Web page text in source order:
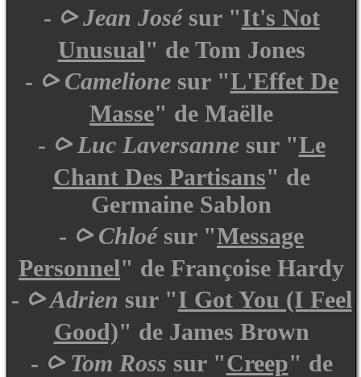
- ⪧ Jean Josésur "It's Not
Unusual" de Tom Jones
- ⪧ Camelionesur "L'Effet De
Masse" de Maëlle
- ⪧ Luc Laversannesur "Le
Chant Des Partisans" de
Germaine Sablon
- ⪧ Chloésur "Message
Personnel" de Françoise Hardy
- ⪧ Adrien sur "I Got You (I Feel
Good)" de James Brown
- ⪧ Tom Ross sur "Creep" de